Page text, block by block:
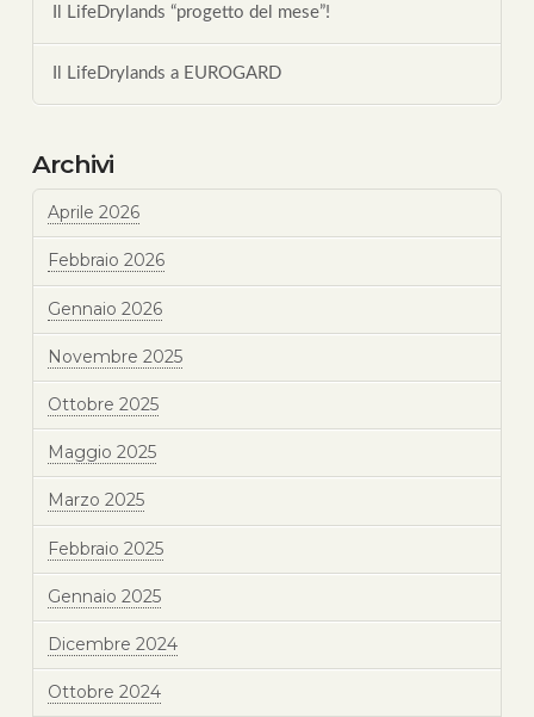
Il LifeDrylands “progetto del mese”!
Il LifeDrylands a EUROGARD
Archivi
Aprile 2026
Febbraio 2026
Gennaio 2026
Novembre 2025
Ottobre 2025
Maggio 2025
Marzo 2025
Febbraio 2025
Gennaio 2025
Dicembre 2024
Ottobre 2024